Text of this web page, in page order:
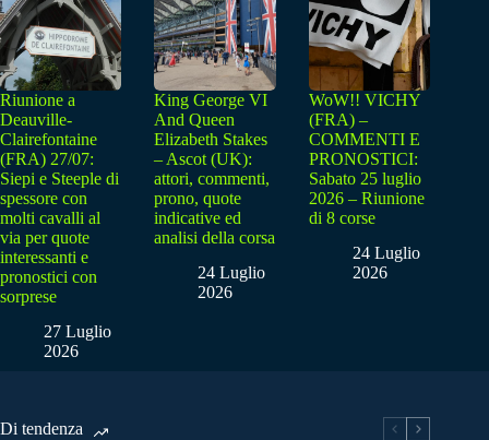
Riunione a
Deauville-
Clairefontaine
(FRA) 27/07:
Siepi e Steeple di
spessore con
molti cavalli al
via per quote
interessanti e
pronostici con
sorprese
27 Luglio
2026
King George VI
And Queen
Elizabeth Stakes
– Ascot (UK):
attori, commenti,
prono, quote
indicative ed
analisi della corsa
24 Luglio
2026
WoW!! VICHY
(FRA) –
COMMENTI E
PRONOSTICI:
Sabato 25 luglio
2026 – Riunione
di 8 corse
24 Luglio
2026
Di tendenza